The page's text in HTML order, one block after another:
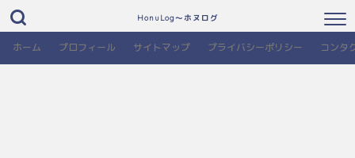
HonuLog～ホヌログ
ホーム プロフィール サイトマップ プライバシーポリシー コンタ